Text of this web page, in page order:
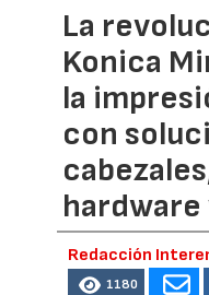
La
Konica
la
con
Redacción
1180